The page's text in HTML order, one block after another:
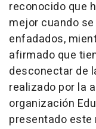
reconocido que
mejor cuando
enfadados,
afirmado que
desconectar de
realizado por la
organización
presentado este